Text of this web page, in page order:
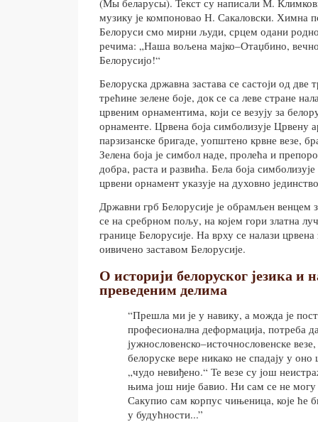
(Мы беларусы). Текст су написали М.
музику је компоновао Н. Сакаловски. Химна
Белоруси смо мирни људи, срцем одани
речима: „Наша вољена мајко–Отаџбино,
Белорусијо!“
Белоруска државна застава се састоји од две
трећине зелене боје, док се са леве стране
црвеним орнаментима, који се везују за
орнаменте. Црвена боја симболизује Црвену
парзизанске бригаде, уопштено крвне везе,
Зелена боја је симбол наде, пролећа и
добра, раста и развића. Бела боја
црвени орнамент указује на духовно
Државни грб Белорусије је обрамљен венцем
се на сребрном пољу, на којем гори златна
границе Белорусије. На врху се налази црвена
оивичено заставом Белорусије.
О историји белоруског језика и
преведеним делима
“Прешла ми је у навику, а можда је
професионална деформација, потреба
јужнословенско–источнословенске
белоруске вере никако не спадају у
„чудо невиђено.“ Те везе су још
њима још није бавио. Ни сам се не
Сакупио сам корпус чињеница, које ће
у будућности...”